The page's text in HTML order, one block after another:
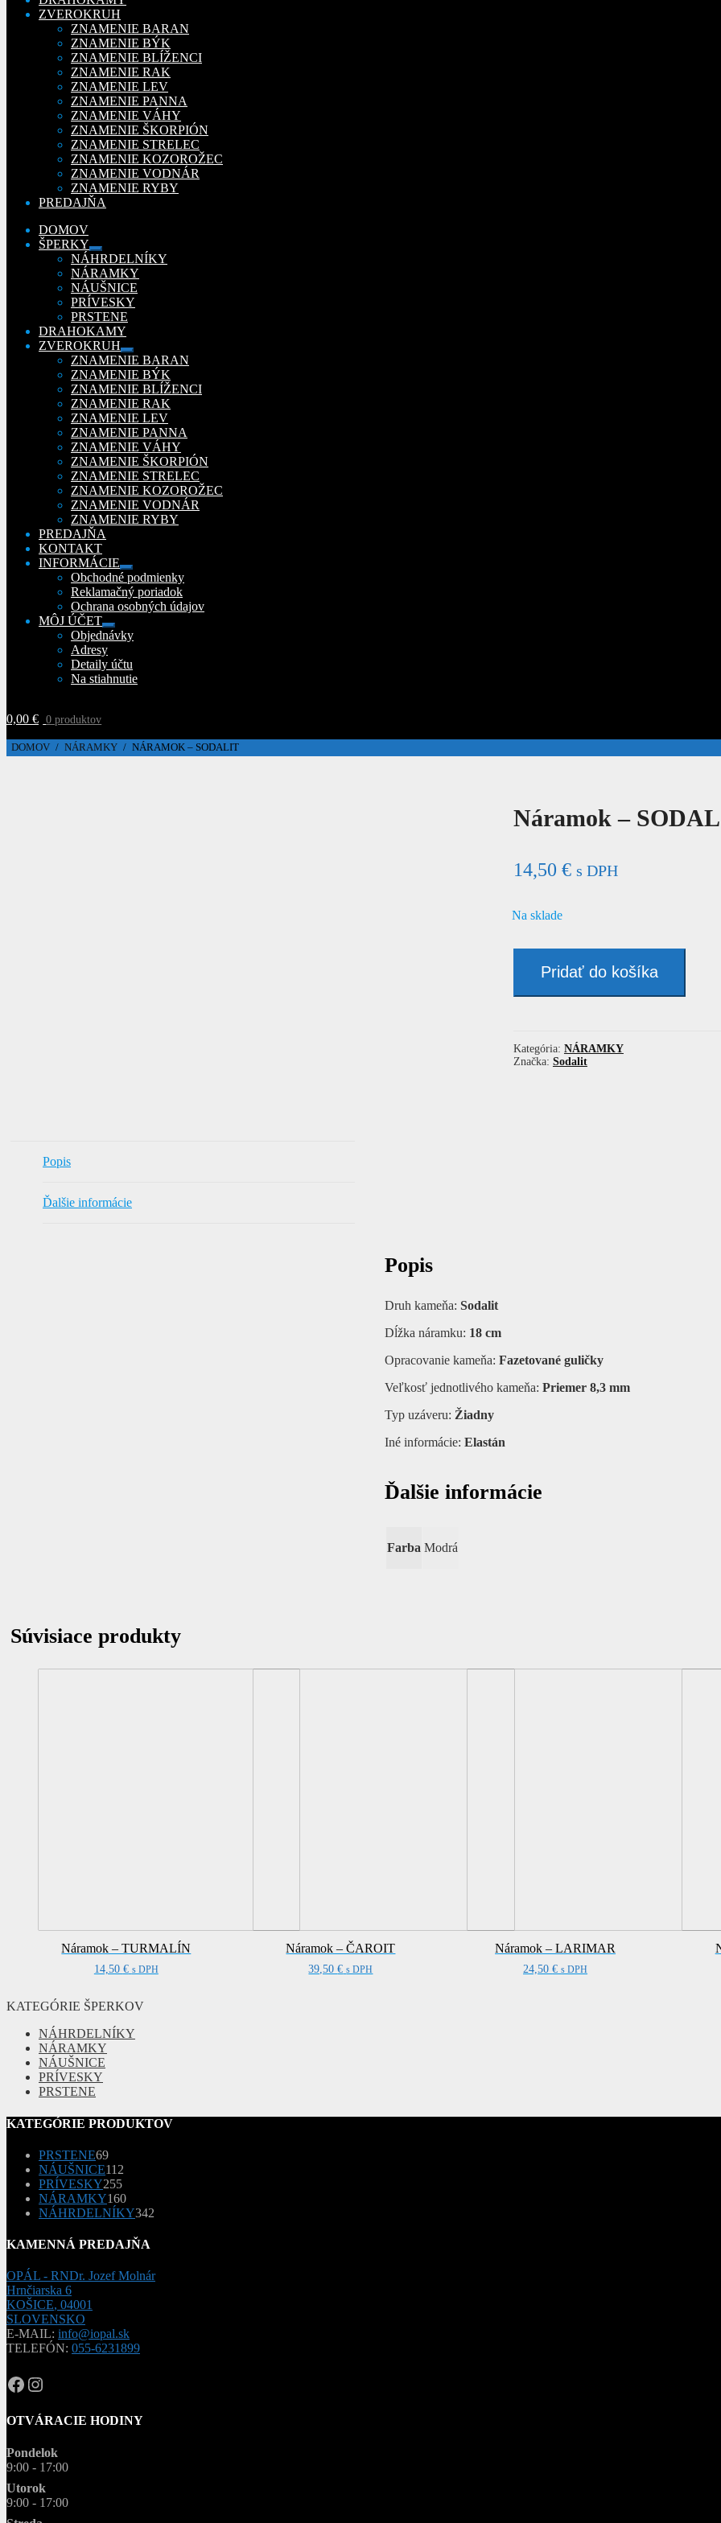
ZVEROKRUH
ZNAMENIE BARAN
ZNAMENIE BÝK
ZNAMENIE BLÍŽENCI
ZNAMENIE RAK
ZNAMENIE LEV
ZNAMENIE PANNA
ZNAMENIE VÁHY
ZNAMENIE ŠKORPIÓN
ZNAMENIE STRELEC
ZNAMENIE KOZOROŽEC
ZNAMENIE VODNÁR
ZNAMENIE RYBY
PREDAJŇA
DOMOV
ŠPERKY
Rozbaliť
podradené
menu
NÁHRDELNÍKY
NÁRAMKY
NÁUŠNICE
PRÍVESKY
PRSTENE
DRAHOKAMY
ZVEROKRUH
Rozbaliť
podradené
menu
ZNAMENIE BARAN
ZNAMENIE BÝK
ZNAMENIE BLÍŽENCI
ZNAMENIE RAK
ZNAMENIE LEV
ZNAMENIE PANNA
ZNAMENIE VÁHY
ZNAMENIE ŠKORPIÓN
ZNAMENIE STRELEC
ZNAMENIE KOZOROŽEC
ZNAMENIE VODNÁR
ZNAMENIE RYBY
PREDAJŇA
KONTAKT
INFORMÁCIE
Rozbaliť
podradené
menu
Obchodné podmienky
Reklamačný poriadok
Ochrana osobných údajov
MÔJ ÚČET
Rozbaliť
podradené
Objednávky
Adresy
Detaily účtu
Na stiahnutie
0,00 € 0 produktov
DOMOV / NÁRAMKY / NÁRAMOK – SODALIT
Náramok –
14,50 € s DPH
Na sklade
Náramok
SODALIT
Pridať do košíka
Kategória: NÁRAMKY
Značka: Sodalit
Popis
Ďalšie informácie
Popis
Druh kameňa:Sodalit
Dĺžka náramku: 18 cm
Opracovanie kameňa:Fazetované guličky
Veľkosť jednotlivého kameňa:Priemer 8,3 mm
Typ uzáveru: Žiadny
Iné informácie:Elastán
Ďalšie informácie
Farba Modrá
Súvisiace produkty
Náramok – TURMALÍN
14,50 € s DPH
Náramok – ČAROIT
39,50€ s DPH
Náramok – LARIMAR
24,50€ s DPH
KATEGÓRIE ŠPERKOV
NÁHRDELNÍKY
NÁRAMKY
NÁUŠNICE
PRÍVESKY
PRSTENE
KATEGÓRIE PRODUKTOV
PRSTENE6969
produktov
NÁUŠNICE112
PRÍVESKY255255
produktov
NÁRAMKY160160
produktov
NÁHRDELNÍKY342
KAMENNÁ PREDAJŇA
OPÁL - RNDr. Jozef Molnár
Hrnčiarska 6
KOŠICE, 04001
SLOVENSKO
E-MAIL: info@iopal.sk
TELEFÓN: 055-6231899
OPAL.drahokamy
opal.drahokamy
OTVÁRACIE HODINY
Pondelok
9:00 - 17:00
Utorok
9:00 - 17:00